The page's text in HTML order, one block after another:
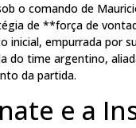
o comando de
de **força de
inicial, empurrada por
do time argentino,
da partida.
e a